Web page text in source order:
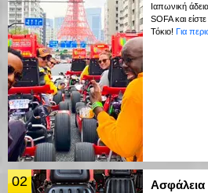
Ιαπωνική
SOFA και
Τόκιο! Για
02